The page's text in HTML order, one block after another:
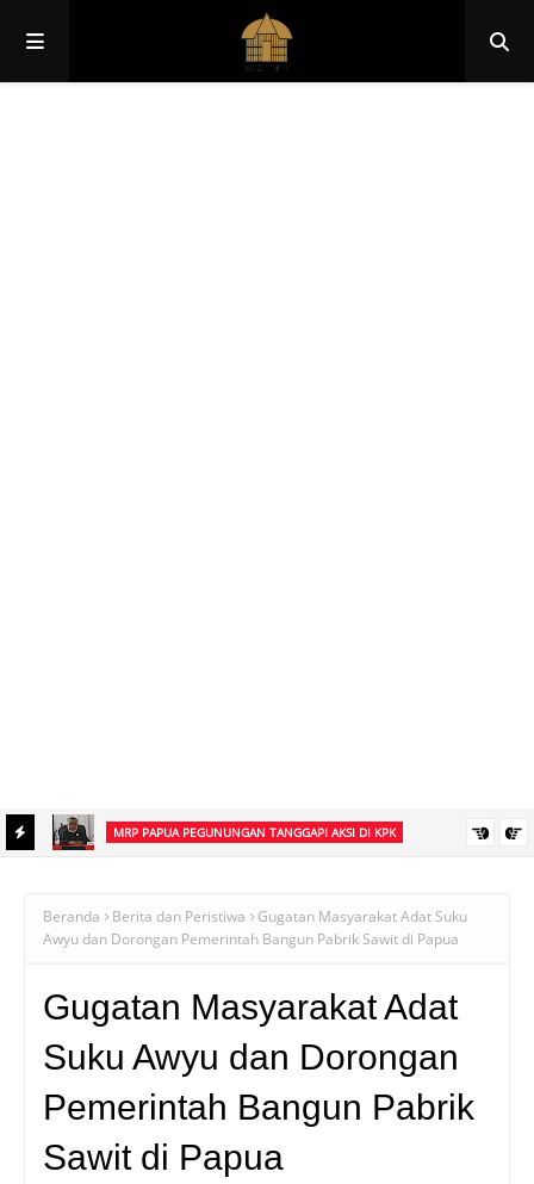
MRP PAPUA PEGUNUNGAN TANGGAPI AKSI DI KPK
Beranda Berita dan Peristiwa
Gugatan Masyarakat Adat Suku
Awyu dan Dorongan Pemerintah Bangun Pabrik Sawit di Papua
Gugatan Masyarakat Adat
Suku Awyu dan Dorongan
Pemerintah Bangun Pabrik
Sawit di Papua